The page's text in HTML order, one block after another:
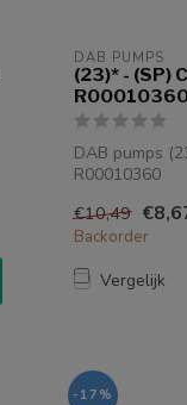
DAB PUMPS
(23)* - (SP)
DAB pumps
R00010360
€10,49
Backorder
Vergelijk
-17%